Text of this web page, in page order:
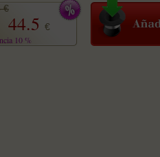
€
44.5 €
10 %